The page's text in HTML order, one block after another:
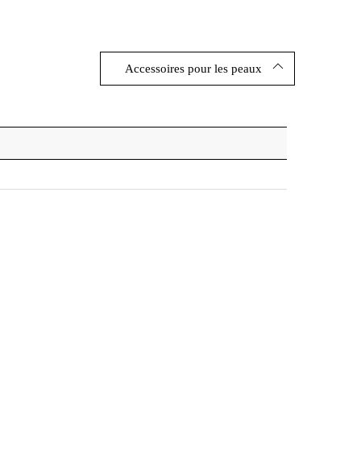
Accessoires pour les peaux